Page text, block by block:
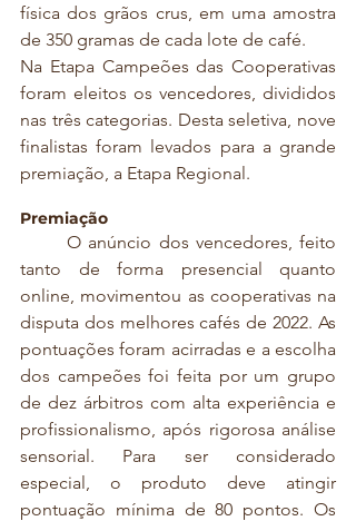
física dos grãos crus, em uma amostra
de 350 gramas de cada lote de café.
Na Etapa Campeões das Cooperativas
foram eleitos os vencedores, divididos
nas três categorias. Desta seletiva, nove
finalistas foram levados para a grande
premiação, a Etapa Regional.
Premiação
	O anúncio dos vencedores, feito
tanto de forma presencial quanto
online, movimentou as cooperativas na
disputa dos melhores cafés de 2022. As
pontuações foram acirradas e a escolha
dos campeões foi feita por um grupo
de dez árbitros com alta experiência e
profissionalismo, após rigorosa análise
sensorial. Para ser considerado
especial, o produto deve atingir
pontuação mínima de 80 pontos. Os